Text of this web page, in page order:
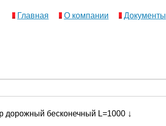
Главная О компании Документы
дорожный бесконечный L=1000